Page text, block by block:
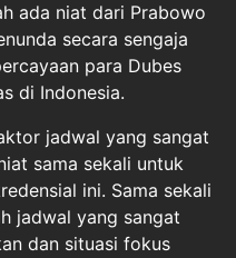
ada niat dari Prabowo
secara sengaja
para Dubes
di Indonesia.
jadwal yang sangat
sama sekali untuk
ini. Sama sekali
jadwal yang sangat
dan situasi fokus